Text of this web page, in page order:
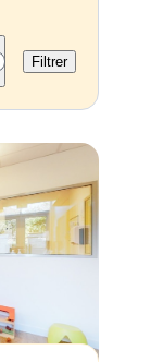
Filtrer